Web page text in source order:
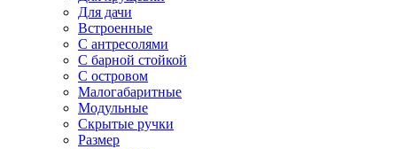
Для дачи
Встроенные
С антресолями
С барной стойкой
С островом
Малогабаритные
Модульные
Скрытые ручки
Размер